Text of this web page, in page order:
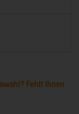
Fehlt Ihnen